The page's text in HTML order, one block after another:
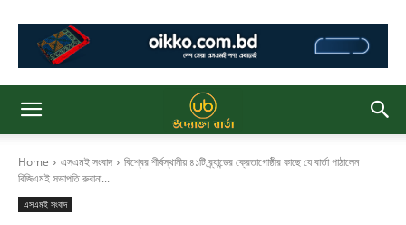
Home এসএমই সংবাদ
বিশ্বের শীর্ষস্থানীয় ৪১টি ব্র্যান্ডের ক্রেতাগোষ্ঠীর কাছে যে বার্তা পাঠালেন
বিজিএমই সভাপতি রুবানা...
এসএমই সংবাদ